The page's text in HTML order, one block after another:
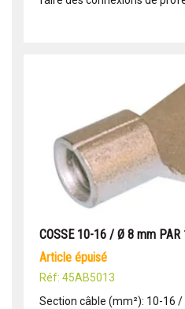
COSSE 10-16 / Ø 8 mm PAR
article épuisé
Réf: 45AB5013
Section câble (mm²): 10-16 /